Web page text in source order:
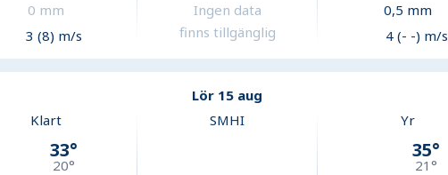
0 mm
3 (8) m/s
Ingen data
finns tillgänglig
0,5 mm
4 (- -) m/s
Lör 15 aug
Klart
33°
20°
SMHI Yr
35°
21 °